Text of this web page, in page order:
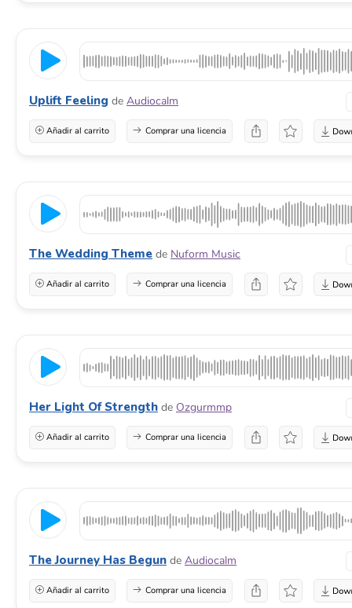
Uplift Feeling de Audiocalm
Añadir al carrito Comprar una licencia
The Wedding Theme de Nuform Music
Añadir al carrito Comprar una licencia
Her Light Of Strength de Ozgurmmp
Añadir al carrito Comprar una licencia
The Journey Has Begun de Audiocalm
Añadir al carrito Comprar una licencia